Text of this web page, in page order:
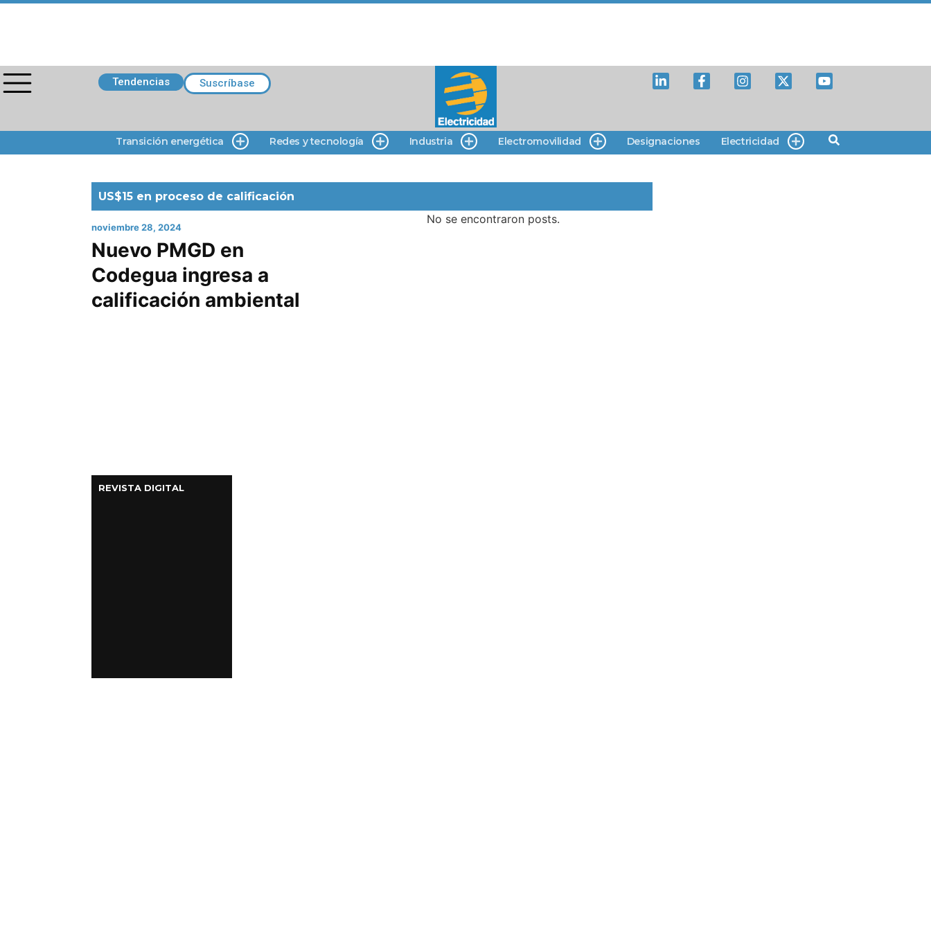
Tendencias Suscríbase
Transición energética Redes y tecnología Industria Electromovilidad Designaciones Electricidad
US$15 en proceso de calificación
noviembre 28, 2024
Nuevo PMGD en
Codegua ingresa a
calificación ambiental
No se encontraron posts.
REVISTA DIGITAL